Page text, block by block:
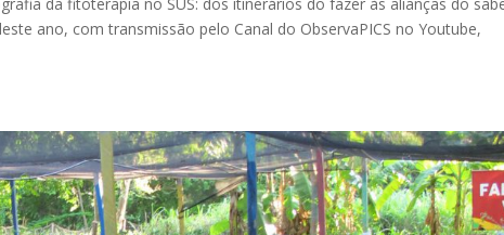
ano, com transmissão pelo Canal do ObservaPICS no Youtube,